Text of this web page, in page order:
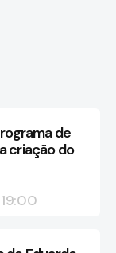
de
criação do
19:00